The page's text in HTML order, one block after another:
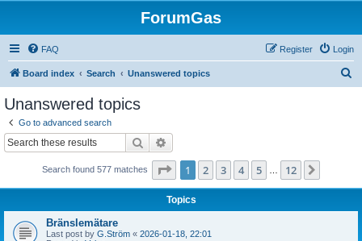
ForumGas
FAQ Login
Register
Board index Search Unanswered topics
Unanswered topics
Go to advanced search
Search
Search found 577 matches Page 1of 12
1 2 3 4 5 12
Topics
Bränslemätare
Last post by G.Ström « 2026-01-18, 22:01